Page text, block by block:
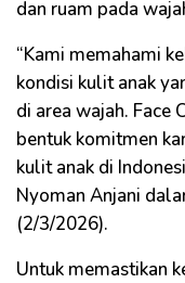
dan ruam pada
“Kami memahami
kondisi kulit anak
di area wajah. Face
bentuk komitmen
kulit anak di
Nyoman Anjani
(2/3/2026).
Untuk memastikan